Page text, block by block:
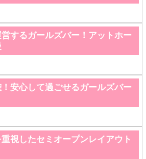
するガールズバー！アットホー
安心して過ごせるガールズバー
視したセミオープンレイアウト